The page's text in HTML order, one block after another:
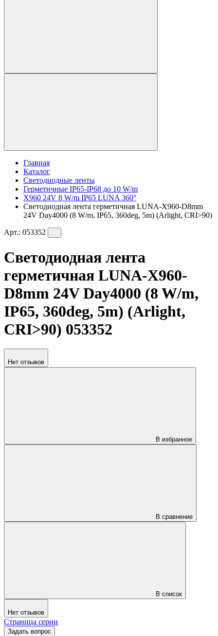
Главная
Каталог
Светодиодные ленты
Герметичные IP65-IP68 до 10 W/m
X960 24V 8 W/m IP65 LUNA 360°
Светодиодная лента герметичная LUNA-X960-D8mm
24V Day4000 (8 W/m, IP65, 360deg, 5m) (Arlight, CRI>90)
Арт.: 053352
Светодиодная лента
герметичная LUNA-X960-
D8mm 24V Day4000 (8 W/m,
IP65, 360deg, 5m) (Arlight,
CRI>90) 053352
Нет отзывов
В избранное
В сравнение
В список
Нет отзывов
Страница серии
Задать вопрос